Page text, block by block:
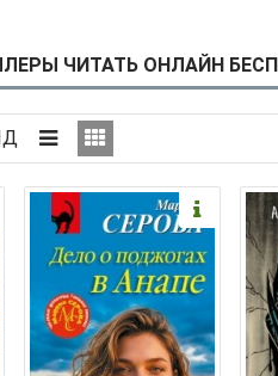
ЧИТАТЬ ОНЛАЙН